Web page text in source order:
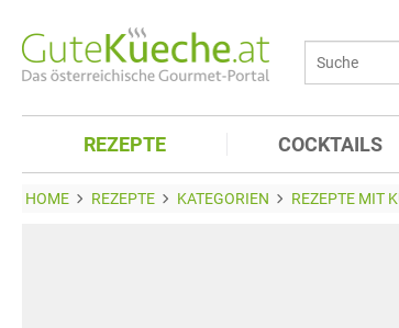
REZEPTE COCKTAILS
HOME REZEPTE KATEGORIEN REZEPTE MIT